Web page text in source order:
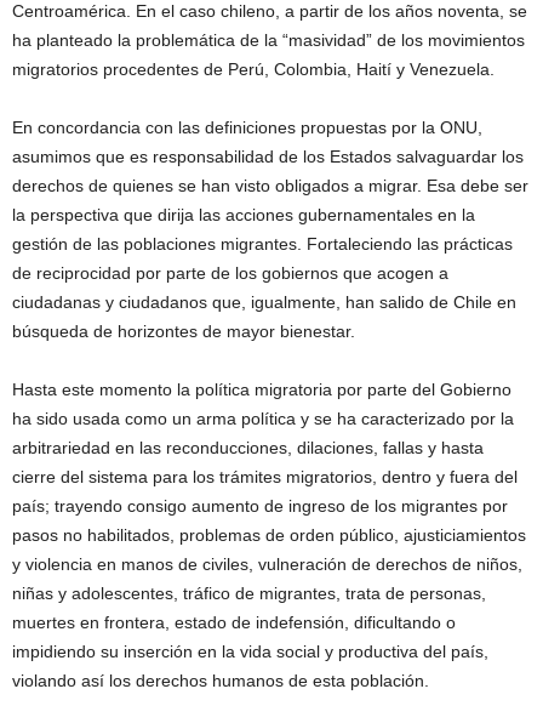
Centroamérica. En el caso chileno, a partir de los años noventa, se
ha planteado la problemática de la “masividad” de los movimientos
migratorios procedentes de Perú, Colombia, Haití y Venezuela.
En concordancia con las definiciones propuestas por la ONU,
asumimos que es responsabilidad de los Estados salvaguardar los
derechos de quienes se han visto obligados a migrar. Esa debe ser
la perspectiva que dirija las acciones gubernamentales en la
gestión de las poblaciones migrantes. Fortaleciendo las prácticas
de reciprocidad por parte de los gobiernos que acogen a
ciudadanas y ciudadanos que, igualmente, han salido de Chile en
búsqueda de horizontes de mayor bienestar.
Hasta este momento la política migratoria por parte del Gobierno
ha sido usada como un arma política y se ha caracterizado por la
arbitrariedad en las reconducciones, dilaciones, fallas y hasta
cierre del sistema para los trámites migratorios, dentro y fuera del
país; trayendo consigo aumento de ingreso de los migrantes por
pasos no habilitados, problemas de orden público, ajusticiamientos
y violencia en manos de civiles, vulneración de derechos de niños,
niñas y adolescentes, tráfico de migrantes, trata de personas,
muertes en frontera, estado de indefensión, dificultando o
impidiendo su inserción en la vida social y productiva del país,
violando así los derechos humanos de esta población.